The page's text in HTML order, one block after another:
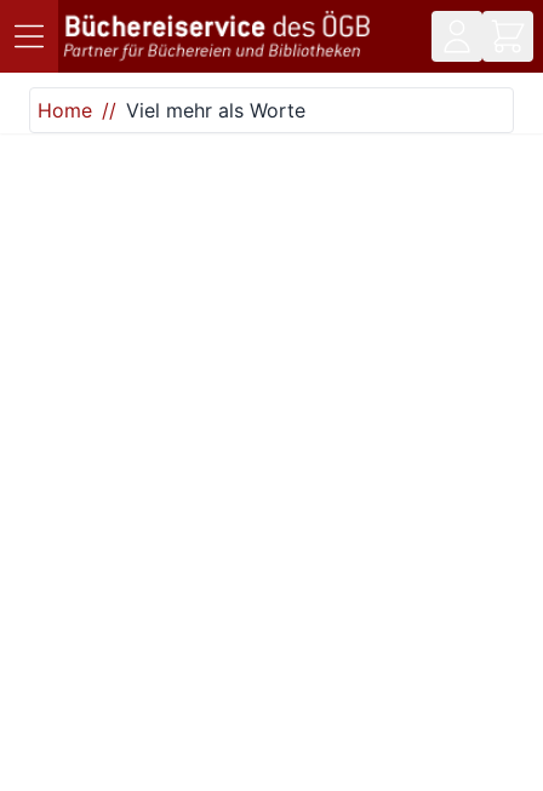
Direkt zum Inhalt
Home
Viel mehr als Worte